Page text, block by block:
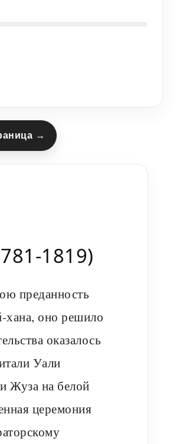
→
1819)
преданность
хана, оно решило
оказалось
Уали
Жуза на белой
церемония